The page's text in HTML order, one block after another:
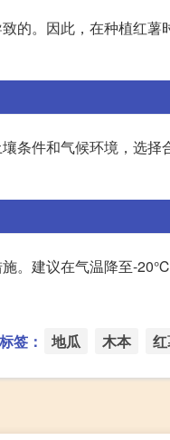
的。因此，在种植红
条件和气候环境，选
。建议在气温降至-
签： 地瓜 木本